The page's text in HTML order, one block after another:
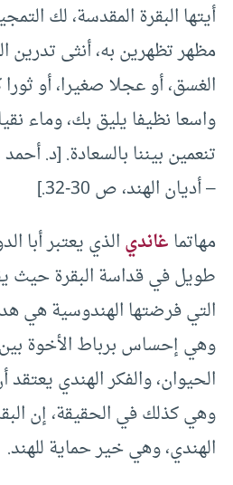
أيتها البقرة المقدسة، لك
مظهر تظهرين به، أنثى تدرين
الغسق، أو عجلا صغيرا، أو ثورا
واسعا نظيفا يليق بك، وماء
تنعمين بيننا بالسعادة. [د.
– أديان الهند، ص 30-32.]
مهاتماغانديالذي يعتبر أبا
طويل في قداسة البقرة حيث
التي فرضتها الهندوسية هي
وهي إحساس برباط الأخوة بين
الحيوان، والفكر الهندي يعتقد
وهي كذلك في الحقيقة، إن
الهندي، وهي خير حماية للهند.